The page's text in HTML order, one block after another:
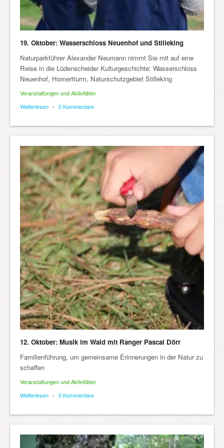
19. Oktober: Wasserschloss Neuenhof und Stilleking
Naturparkführer Alexander Neumann nimmt Sie mit auf eine
Reise in die Lüdenscheider Kulturgeschichte: Wasserschloss
Neuenhof, Homertturm, Naturschutzgebiet Stilleking
Veranstaltungen und Aktivitäten
Weiterlesen • 0 Kommentare
12. Oktober: Musik im Wald mit Ranger Pascal Dörr
Familienführung, um gemeinsame Erinnerungen in der Natur zu
schaffen
Veranstaltungen und Aktivitäten
Weiterlesen • 0 Kommentare